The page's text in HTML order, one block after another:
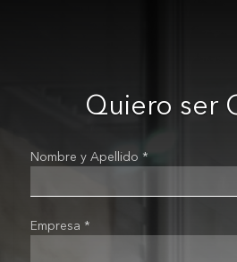
Quiero ser
Nombre y Apellido *
Empresa *